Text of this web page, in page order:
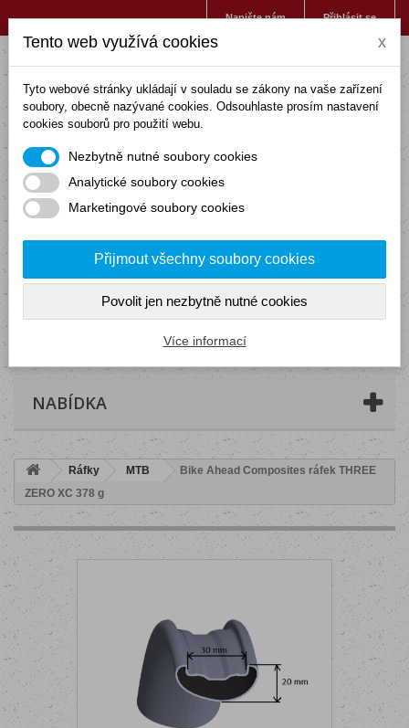
Přihlásit se
Napište nám
(prázdný)
NABÍDKA
Ráfky MTB
Bike Ahead Composites ráfek THREE
ZERO XC 378 g
Tento web využívá cookies x
Tyto webové stránky ukládají v souladu se zákony na vaše zařízení
soubory, obecně nazývané cookies. Odsouhlaste prosím nastavení
cookies souborů pro použití webu.
Nezbytně nutné soubory cookies
Analytické soubory cookies
Marketingové soubory cookies
Přijmout všechny soubory cookies
Povolit jen nezbytně nutné cookies
Více informací